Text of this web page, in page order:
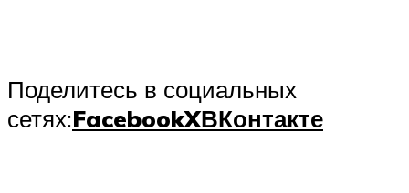
Поделитесь в социальных
сетях:FacebookXВКонтакте